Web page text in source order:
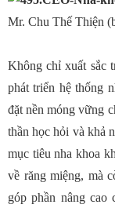
Mr. Chu Thế Thiện
Không chỉ xuất sắc
phát triển hệ thống
đặt nền móng vững
thần học hỏi và khả
mục tiêu nha khoa
về răng miệng, mà
góp phần nâng